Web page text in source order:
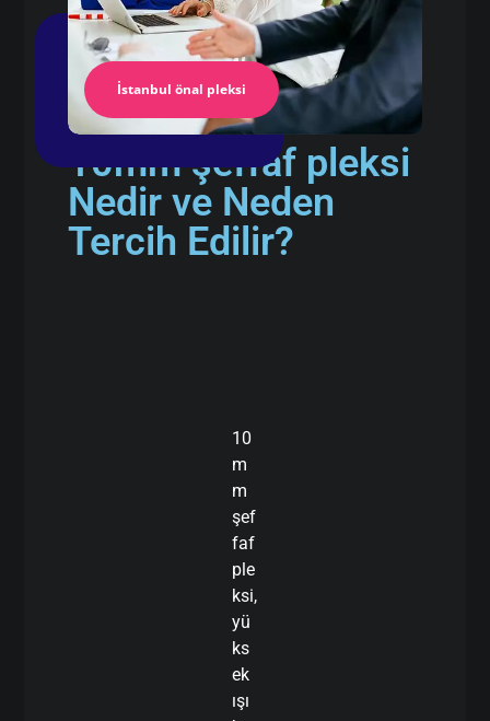
İstanbul önal pleksi
10mm şeffaf pleksi
Nedir ve Neden
Tercih Edilir?
10
m
m
şef
faf
ple
ksi,
yü
ks
ek
ışı